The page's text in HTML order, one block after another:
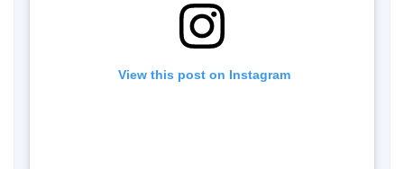
View this post on Instagram